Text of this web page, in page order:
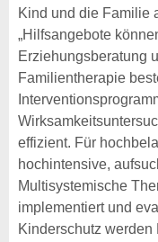
Kind und die Familie
„Hilfsangebote
Erziehungsberatung
Familientherapie
effizient. Für
hochintensive,
Multisystemische
implementiert und
Kinderschutz